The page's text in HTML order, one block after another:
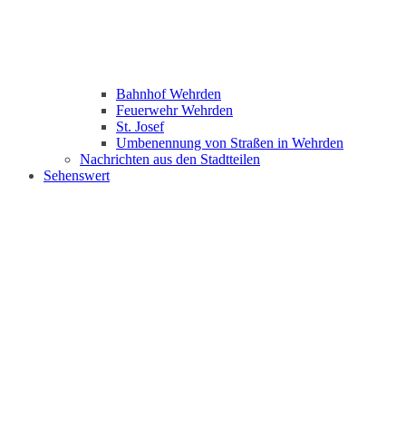
Bahnhof Wehrden
Feuerwehr Wehrden
St. Josef
Umbenennung von Straßen in Wehrden
Nachrichten aus den Stadtteilen
Sehenswert